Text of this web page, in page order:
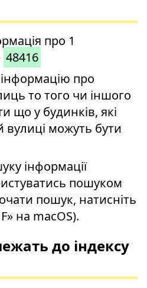
про 1
48416
про
то того чи іншого
що у будинків, які
вулиці можуть бути
інформації
пошуком
пошук, натисніть
на macOS).
до індексу